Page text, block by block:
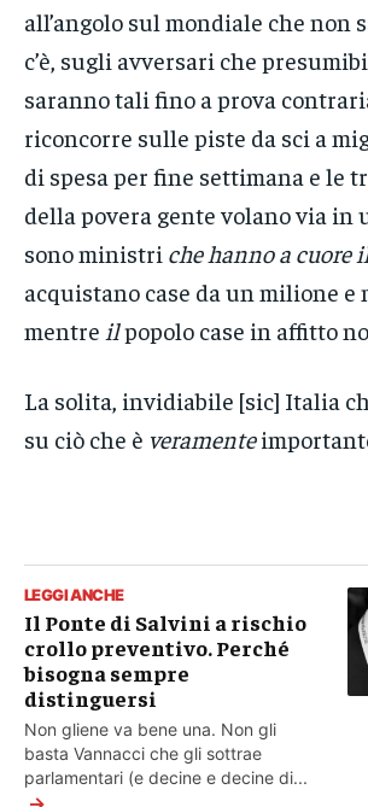
all’angolo sul mondiale che non
c’è, sugli avversari che
saranno tali fino a prova
riconcorre sulle piste da sci a
di spesa per fine settimana e le
della povera gente volano via in
sono ministri che hanno a cuore
acquistano case da un milione e
mentre ilpopolo case in affitto
La solita, invidiabile [sic] Italia
su ciò che è veramente
LEGGI ANCHE
Il Ponte di Salvini a rischio
crollo preventivo. Perché
bisogna sempre
distinguersi
Non gliene va bene una. Non gli
basta Vannacci che gli sottrae
parlamentari (e decine e decine di...